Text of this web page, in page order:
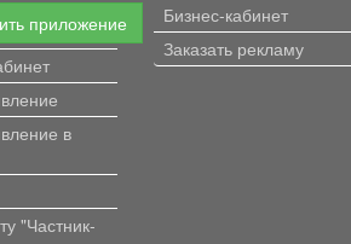
приложение
в
"Частник-
Бизнес-кабинет
Заказать рекламу